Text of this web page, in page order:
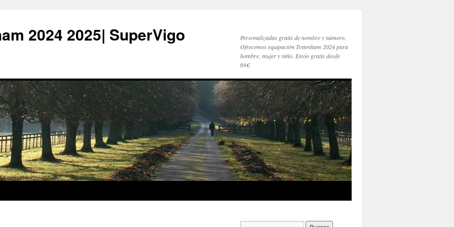
2024 2025| SuperVigo
Personalizadas gratis de nombre y número.
Ofrecemos equipación Tottenham 2024 para
hombre, mujer y niño. Envío gratis desde
69€.